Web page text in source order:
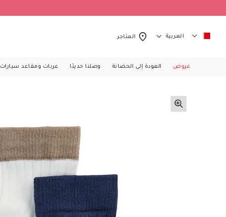
العربية المتاجر
عروض العودة إلى الحضانة وصلنا حديثا عربات ومقاعد سيارات